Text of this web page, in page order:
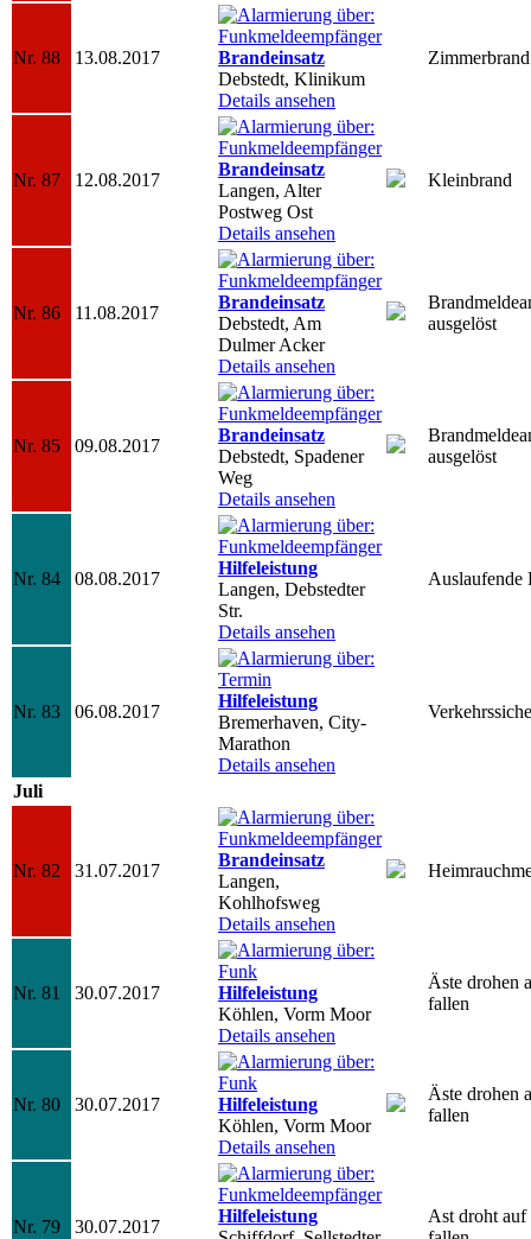
Nr. 88 13.08.2017
Brandeinsatz
Debstedt, Klinikum
Details ansehen
Zimmerbrand
Nr. 87 12.08.2017
Brandeinsatz
Langen, Alter
Postweg Ost
Details ansehen
Kleinbrand
Nr. 86 11.08.2017
Brandeinsatz
Debstedt, Am
Dulmer Acker
Details ansehen
ausgelöst
Nr. 85 09.08.2017
Brandeinsatz
Debstedt, Spadener
Weg
Details ansehen
ausgelöst
Nr. 84 08.08.2017
Hilfeleistung
Langen, Debstedter
Str.
Details ansehen
Auslaufende
Nr. 83 06.08.2017
Hilfeleistung
Bremerhaven, City-
Marathon
Details ansehen
Juli
Nr. 82 31.07.2017
Brandeinsatz
Langen,
Kohlhofsweg
Details ansehen
Nr. 81 30.07.2017
Hilfeleistung
Köhlen, Vorm Moor
Details ansehen
Äste drohen
fallen
Nr. 80 30.07.2017
Hilfeleistung
Köhlen, Vorm Moor
Details ansehen
Äste drohen
fallen
Nr. 79 30.07.2017
Hilfeleistung
Ast droht auf